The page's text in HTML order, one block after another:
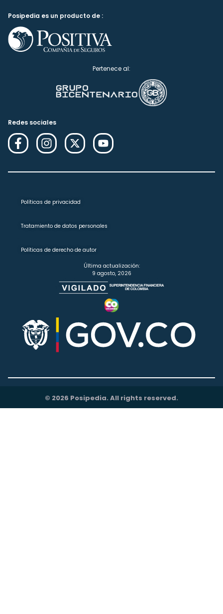
Posipedia es un producto de :
Pertenece al:
Redes sociales
Políticas de privacidad
Tratamiento de datos personales
Políticas de derecho de autor
Última actualización:
9 agosto, 2026
© 2026 Posipedia. All rights reserved.